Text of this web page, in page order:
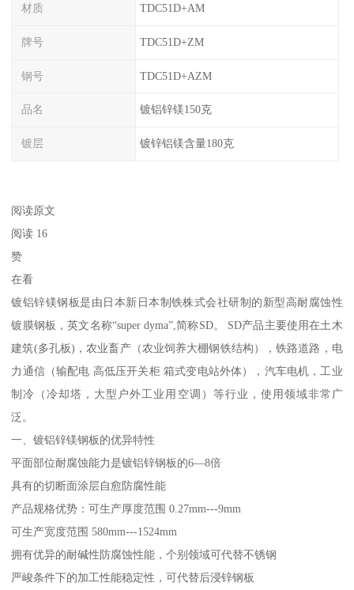
材质 TDC51D+AM
牌号 TDC51D+ZM
钢号 TDC51D+AZM
品名 镀铝锌镁150克
镀层 镀锌铝镁含量180克
阅读原文
阅读 16
赞
在看
镀铝锌镁钢板是由日本新日本制铁株式会社研制的新型高耐腐蚀性
镀膜钢板，英文名称“super dyma”,简称SD。 SD产品主要使用在土木
建筑(多孔板)，农业畜产（农业饲养大棚钢铁结构），铁路道路，电
力通信（输配电 高低压开关柜 箱式变电站外体），汽车电机，工业
制冷（冷却塔，大型户外工业用空调）等行业，使用领域非常广
泛。
一、镀铝锌镁钢板的优异特性
平面部位耐腐蚀能力是镀铝锌钢板的6—8倍
具有的切断面涂层自愈防腐性能
产品规格优势：可生产厚度范围 0.27mm---9mm
可生产宽度范围 580mm---1524mm
拥有优异的耐碱性防腐蚀性能，个别领域可代替不锈钢
严峻条件下的加工性能稳定性，可代替后浸锌钢板